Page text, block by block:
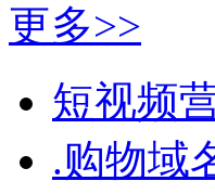
更多>>
短视频
.购物域